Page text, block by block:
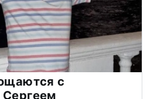
с
Сергеем